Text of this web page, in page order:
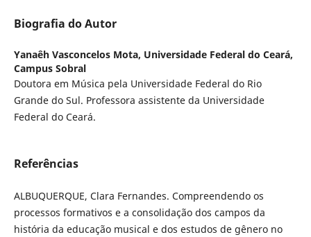
Biografia do Autor
Yanaêh Vasconcelos Mota, Universidade Federal do Ceará,
Campus Sobral
Doutora em Música pela Universidade Federal do Rio
Grande do Sul. Professora assistente da Universidade
Federal do Ceará.
Referências
ALBUQUERQUE, Clara Fernandes. Compreendendo os
processos formativos e a consolidação dos campos da
história da educação musical e dos estudos de gênero no